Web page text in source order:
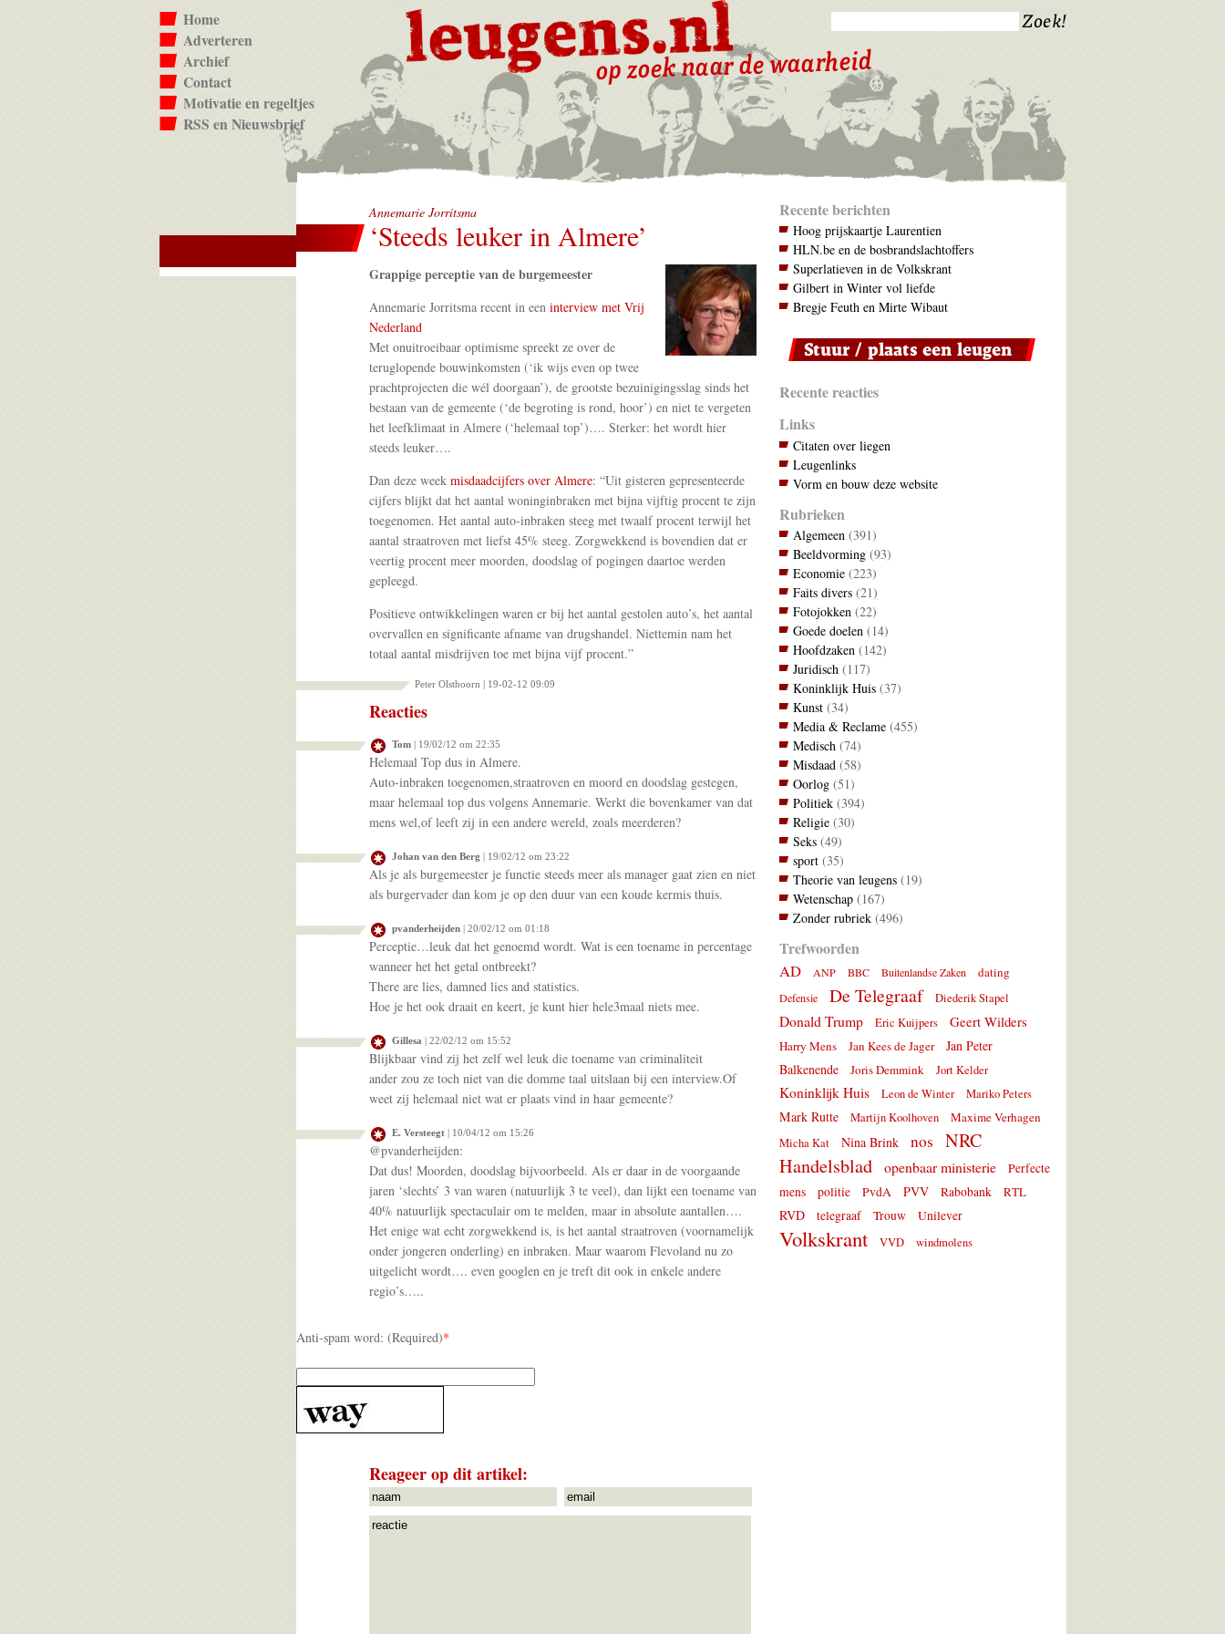
Home
Adverteren
Archief
Contact
Motivatie en regeltjes
RSS en Nieuwsbrief
Annemarie Jorritsma
‘Steeds leuker in Almere’
Grappige perceptie van de burgemeester
Annemarie Jorritsma recent in een interview met Vrij
Nederland
Met onuitroeibaar optimisme spreekt ze over de
teruglopende bouwinkomsten (‘ik wijs even op twee
prachtprojecten die wél doorgaan’), de grootste bezuinigingsslag sinds het
bestaan van de gemeente (‘de begroting is rond, hoor’) en niet te vergeten
het leefklimaat in Almere (‘helemaal top’)…. Sterker: het wordt hier
steeds leuker….
Dan deze week misdaadcijfers over Almere: “Uit gisteren gepresenteerde
cijfers blijkt dat het aantal woninginbraken met bijna vijftig procent te zijn
toegenomen. Het aantal auto-inbraken steeg met twaalf procent terwijl het
aantal straatroven met liefst 45% steeg. Zorgwekkend is bovendien dat er
veertig procent meer moorden, doodslag of pogingen daartoe werden
gepleegd.
Positieve ontwikkelingen waren er bij het aantal gestolen auto’s, het aantal
overvallen en significante afname van drugshandel. Niettemin nam het
totaal aantal misdrijven toe met bijna vijf procent.”
Peter Olsthoorn | 19-02-12 09:09
Reacties
Tom| 19/02/12 om 22:35
Helemaal Top dus in Almere.
Auto-inbraken toegenomen,straatroven en moord en doodslag gestegen,
maar helemaal top dus volgens Annemarie. Werkt die bovenkamer van dat
mens wel,of leeft zij in een andere wereld, zoals meerderen?
Johan van den Berg | 19/02/12 om 23:22
Als je als burgemeester je functie steeds meer als manager gaat zien en niet
als burgervader dan kom je op den duur van een koude kermis thuis.
pvanderheijden| 20/02/12 om 01:18
Perceptie…leuk dat het genoemd wordt. Wat is een toename in percentage
wanneer het het getal ontbreekt?
There are lies, damned lies and statistics.
Hoe je het ook draait en keert, je kunt hier hele3maal niets mee.
Gillesa | 22/02/12 om 15:52
Blijkbaar vind zij het zelf wel leuk die toename van criminaliteit
ander zou ze toch niet van die domme taal uitslaan bij een interview.Of
weet zij helemaal niet wat er plaats vind in haar gemeente?
E. Versteegt| 10/04/12 om 15:26
@pvanderheijden:
Dat dus! Moorden, doodslag bijvoorbeeld. Als er daar in de voorgaande
jaren ‘slechts’ 3 van waren (natuurlijk 3 te veel), dan lijkt een toename van
40% natuurlijk spectaculair om te melden, maar in absolute aantallen….
Het enige wat echt zorgwekkend is, is het aantal straatroven (voornamelijk
onder jongeren onderling) en inbraken. Maar waarom Flevoland nu zo
uitgelicht wordt…. even googlen en je treft dit ook in enkele andere
regio’s…..
Anti-spam word: (Required)*
Reageer op dit artikel:
Recente berichten
Hoog prijskaartje Laurentien
HLN.be en de bosbrandslachtoffers
Superlatieven in de Volkskrant
Gilbert in Winter vol liefde
Bregje Feuth en Mirte Wibaut
Recente reacties
Links
Citaten over liegen
Leugenlinks
Vorm en bouw deze website
Rubrieken
Algemeen(391)
Beeldvorming(93)
Economie(223)
Faits divers(21)
Fotojokken(22)
Goede doelen(14)
Hoofdzaken(142)
Juridisch(117)
Koninklijk Huis(37)
Kunst(34)
Media & Reclame(455)
Medisch(74)
Misdaad(58)
Oorlog(51)
Politiek(394)
Religie(30)
Seks(49)
sport(35)
Theorie van leugens(19)
Wetenschap(167)
Zonder rubriek(496)
Trefwoorden
AD
ANP BBC Buitenlandse Zaken dating
Defensie De Telegraaf Diederik Stapel
Donald Trump Eric Kuijpers Geert Wilders
Harry Mens Jan Kees de Jager
Jan Peter
Balkenende
Joris Demmink Jort Kelder
Koninklijk Huis Leon de Winter Mariko Peters
Mark Rutte Martijn Koolhoven Maxime Verhagen
Micha Kat Nina Brink nos
NRC
Handelsblad
openbaar ministerie
Perfecte
mens
politie PvdA PVV Rabobank RTL
RVD telegraaf Trouw Unilever
Volkskrant VVD windmolens